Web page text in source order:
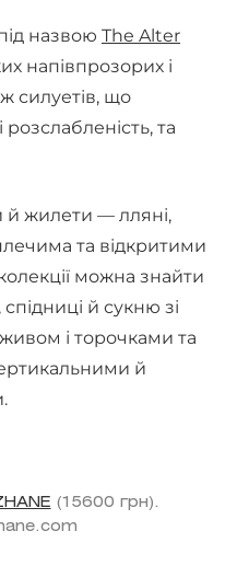
назвою The Alter
напівпрозорих і
силуетів, що
розслабленість, та
й жилети — лляні,
та відкритими
можна знайти
й сукню зі
і торочками та
й
(15600 грн).